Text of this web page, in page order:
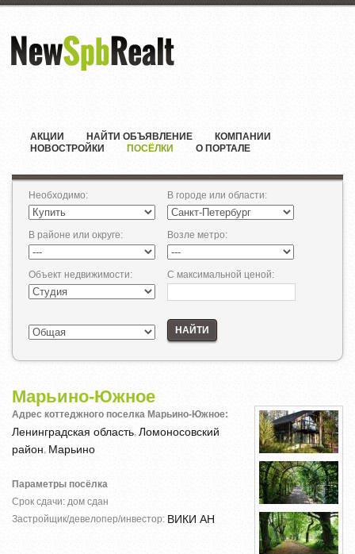
АКЦИИ НАЙТИ ОБЪЯВЛЕНИЕ
КОМПАНИИ
НОВОСТРОЙКИ
ПОСЁЛКИ О ПОРТАЛЕ
Необходимо: В городе или области:
В районе или округе: Возле метро:
Объект недвижимости: С максимальной ценой:
НАЙТИ
Марьино-Южное
Адрес коттеджного поселка Марьино-Южное:
Ленинградская область Ломоносовский
район Марьино
Параметры посёлка
Срок сдачи: дом сдан
Застройщик/девелопер/инвестор: ВИКИ АН